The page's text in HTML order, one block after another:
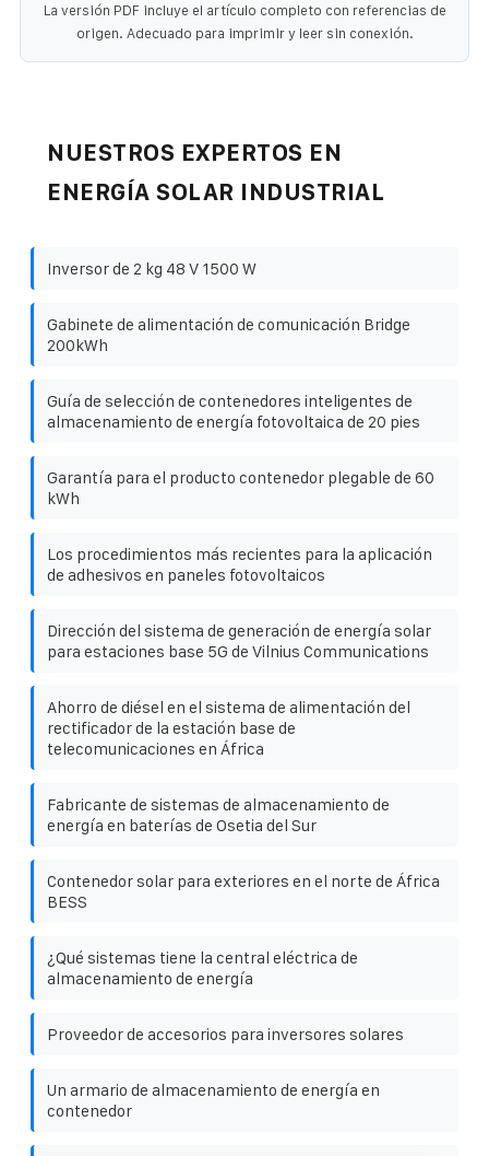
La versión PDF incluye el artículo completo con referencias de
origen. Adecuado para imprimir y leer sin conexión.
NUESTROS EXPERTOS EN
ENERGÍA SOLAR INDUSTRIAL
Inversor de 2 kg 48 V 1500 W
Gabinete de alimentación de comunicación Bridge
200kWh
Guía de selección de contenedores inteligentes de
almacenamiento de energía fotovoltaica de 20 pies
Garantía para el producto contenedor plegable de 60
kWh
Los procedimientos más recientes para la aplicación
de adhesivos en paneles fotovoltaicos
Dirección del sistema de generación de energía solar
para estaciones base 5G de Vilnius Communications
Ahorro de diésel en el sistema de alimentación del
rectificador de la estación base de
telecomunicaciones en África
Fabricante de sistemas de almacenamiento de
energía en baterías de Osetia del Sur
Contenedor solar para exteriores en el norte de África
BESS
¿Qué sistemas tiene la central eléctrica de
almacenamiento de energía
Proveedor de accesorios para inversores solares
Un armario de almacenamiento de energía en
contenedor